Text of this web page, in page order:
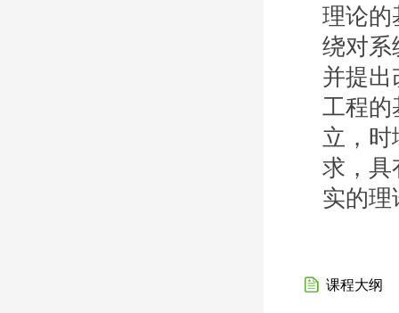
理论的
绕对系
并提出
工程的
立，时
求，具
实的理
课程大纲